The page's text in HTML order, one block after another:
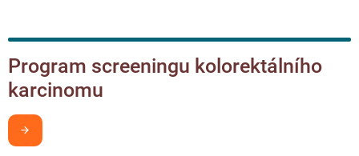
Program screeningu kolorektálního
karcinomu